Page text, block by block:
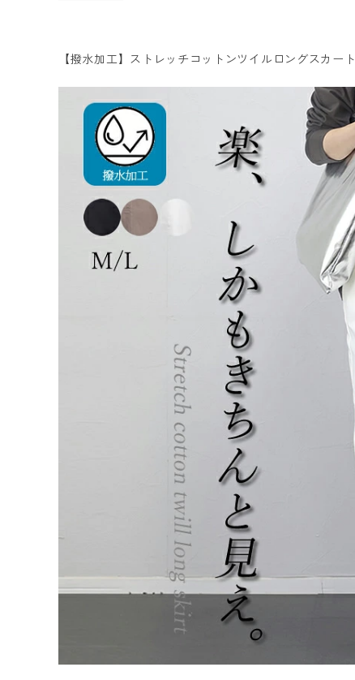
【撥水加工】ストレッチコットンツイルロングスカート